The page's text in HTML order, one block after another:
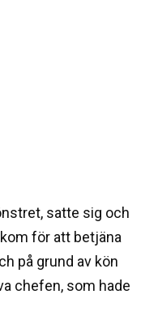
satte sig och
för att betjäna
på grund av kön
chefen, som hade